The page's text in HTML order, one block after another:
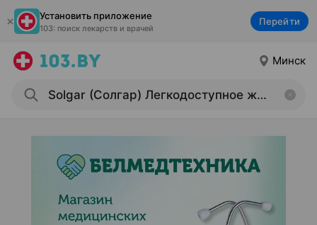
Установить приложение
103: поиск лекарств и врачей
Перейти
Минск